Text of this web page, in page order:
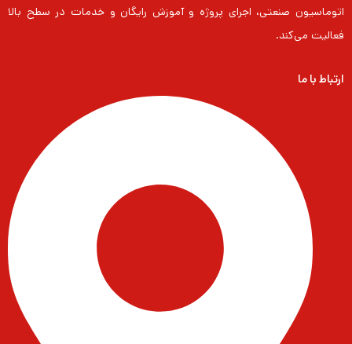
اتوماسیون صنعتی، اجرای پروژه و آموزش رایگان و خدمات در سطح بالا
فعالیت می‌کند.
ارتباط با ما